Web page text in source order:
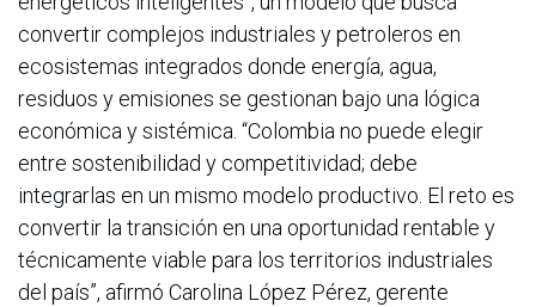
convertir complejos industriales y petroleros en
ecosistemas integrados donde energía, agua,
residuos y emisiones se gestionan bajo una lógica
económica y sistémica. “Colombia no puede elegir
entre sostenibilidad y competitividad; debe
integrarlas en un mismo modelo productivo. El reto es
convertir la transición en una oportunidad rentable y
técnicamente viable para los territorios industriales
del país”, afirmó Carolina López Pérez, gerente